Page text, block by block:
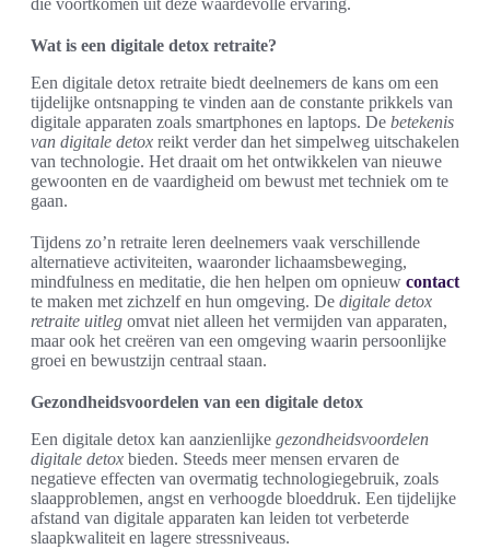
die voortkomen uit deze waardevolle ervaring.
Wat is een digitale detox retraite?
Een digitale detox retraite biedt deelnemers de kans om een
tijdelijke ontsnapping te vinden aan de constante prikkels van
digitale apparaten zoals smartphones en laptops. De betekenis
van digitale detox reikt verder dan het simpelweg uitschakelen
van technologie. Het draait om het ontwikkelen van nieuwe
gewoonten en de vaardigheid om bewust met techniek om te
gaan.
Tijdens zo’n retraite leren deelnemers vaak verschillende
alternatieve activiteiten, waaronder lichaamsbeweging,
mindfulness en meditatie, die hen helpen om opnieuw contact
te maken met zichzelf en hun omgeving. De digitale detox
retraite uitleg omvat niet alleen het vermijden van apparaten,
maar ook het creëren van een omgeving waarin persoonlijke
groei en bewustzijn centraal staan.
Gezondheidsvoordelen van een digitale detox
Een digitale detox kan aanzienlijke gezondheidsvoordelen
digitale detox bieden. Steeds meer mensen ervaren de
negatieve effecten van overmatig technologiegebruik, zoals
slaapproblemen, angst en verhoogde bloeddruk. Een tijdelijke
afstand van digitale apparaten kan leiden tot verbeterde
slaapkwaliteit en lagere stressniveaus.